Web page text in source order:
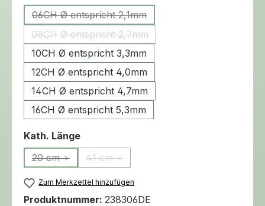
06CH Ø entspricht 2,1mm
(Diese Option ist zurzeit nicht verfügbar.)
08CH Ø entspricht 2,7mm
(Diese Option ist zurzeit nicht verfügbar.)
10CH Ø entspricht 3,3mm
12CH Ø entspricht 4,0mm
14CH Ø entspricht 4,7mm
16CH Ø entspricht 5,3mm
Kath. Längeauswählen
20 cm ♀
(Diese Option ist zurzeit nicht verfügbar.)
41 cm ♂
(Diese Option ist zurzeit nicht verfügbar.)
Zum Merkzettel hinzufügen
Produktnummer: 238306DE